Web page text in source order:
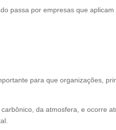
passa por empresas que
para que organizações,
da atmosfera, e ocorre